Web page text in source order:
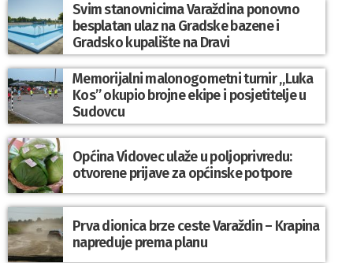
Svim stanovnicima Varaždina ponovno
besplatan ulaz na Gradske bazene i
Gradsko kupalište na Dravi
Memorijalni malonogometni turnir „Luka
Kos” okupio brojne ekipe i posjetitelje u
Sudovcu
Općina Vidovec ulaže u poljoprivredu:
otvorene prijave za općinske potpore
Prva dionica brze ceste Varaždin – Krapina
napreduje prema planu